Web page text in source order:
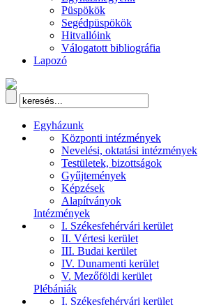
Püspökök
Segédpüspökök
Hitvallóink
Válogatott bibliográfia
Lapozó
Egyházunk
Központi intézmények
Nevelési, oktatási intézmények
Testületek, bizottságok
Gyűjtemények
Képzések
Alapítványok
Intézmények
I. Székesfehérvári kerület
II. Vértesi kerület
III. Budai kerület
IV. Dunamenti kerület
V. Mezőföldi kerület
Plébániák
I. Székesfehérvári kerület